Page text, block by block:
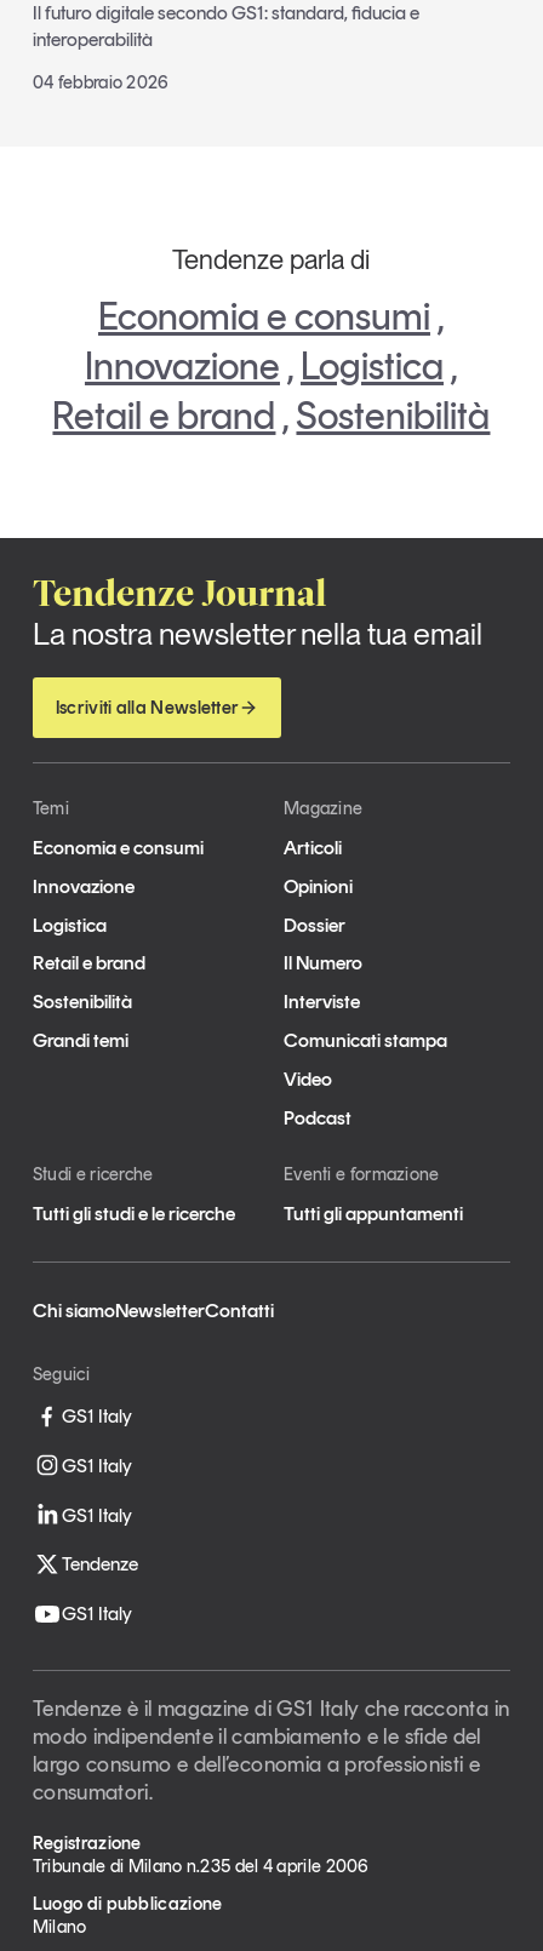
Il futuro digitale secondo GS1: standard, fiducia e
interoperabilità
04 febbraio 2026
Tendenze parla di
Economia e consumi ,
Innovazione , Logistica ,
Retail e brand ,Sostenibilità
Tendenze Journal
La nostra newsletter nella tua email
Iscriviti alla Newsletter
Temi
Economia e consumi
Innovazione
Logistica
Retail e brand
Sostenibilità
Grandi temi
Magazine
Articoli
Opinioni
Dossier
Il Numero
Interviste
Comunicati stampa
Video
Podcast
Studi e ricerche
Tutti gli studi e le ricerche
Eventi e formazione
Tutti gli appuntamenti
Chi siamoNewsletterContatti
Seguici
GS1 Italy
GS1 Italy
GS1 Italy
Tendenze
GS1 Italy
Tendenze è il magazine di GS1 Italy che racconta in
modo indipendente il cambiamento e le sfide del
largo consumo e dell’economia a professionisti e
consumatori.
Registrazione
Tribunale di Milano n.235 del 4 aprile 2006
Luogo di pubblicazione
Milano